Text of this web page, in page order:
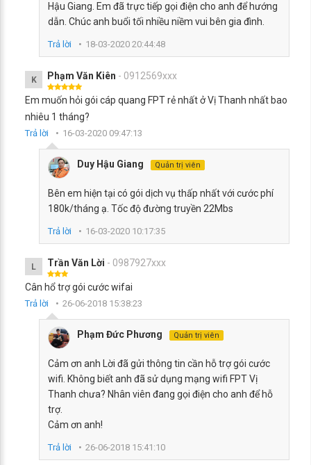
Hậu Giang. Em đã trực tiếp gọi điện cho anh để hướng
dẫn. Chúc anh buổi tối nhiều niềm vui bên gia đình.
Trả lời 18-03-2020 20:44:48
K Phạm Văn Kiên - 0912569xxx
Em muốn hỏi gói cáp quang FPT rẻ nhất ở Vị Thanh nhất bao
nhiêu 1 tháng?
Trả lời 16-03-2020 09:47:13
Duy Hậu Giang Quản trị viên
Bên em hiện tại có gói dịch vụ thấp nhất với cước phí
180k/tháng ạ. Tốc độ đường truyền 22Mbs
Trả lời 16-03-2020 10:17:35
L Trần Văn Lời - 0987927xxx
Cân hổ trợ gói cước wifai
Trả lời 26-06-2018 15:38:23
Phạm Đức Phương Quản trị viên
Cảm ơn anh Lời đã gửi thông tin cần hỗ trợ gói cước
wifi. Không biết anh đã sử dụng mạng wifi FPT Vị
Thanh chưa? Nhân viên đang gọi điện cho anh để hỗ
trợ.
Cảm ơn anh!
Trả lời 26-06-2018 15:41:10